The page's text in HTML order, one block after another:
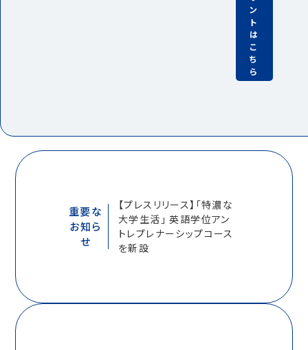
ン
ト
は
こ
ち
ら
重要な
お知ら
せ
【プレスリリース】「特濃な
大学生活」 英語学位アン
トレプレナーシップコース
を新設